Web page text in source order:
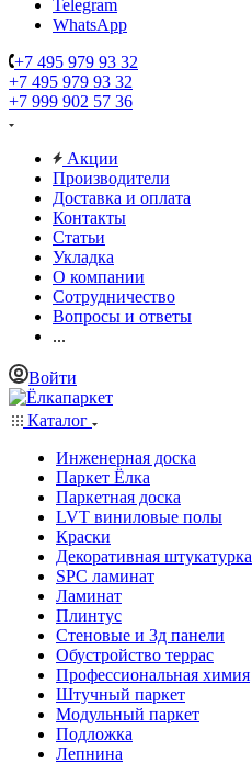
Telegram
WhatsApp
+7 495 979 93 32
+7 495 979 93 32
+7 999 902 57 36
Акции
Производители
Доставка и оплата
Контакты
Статьи
Укладка
О компании
Сотрудничество
Вопросы и ответы
...
Войти
Каталог
Инженерная доска
Паркет Ёлка
Паркетная доска
LVT виниловые полы
Краски
Декоративная штукатурка
SPC ламинат
Ламинат
Плинтус
Стеновые и 3д панели
Обустройство террас
Профессиональная химия
Штучный паркет
Модульный паркет
Подложка
Лепнина